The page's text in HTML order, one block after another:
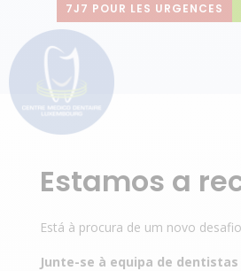
7J7 POUR LES URGENCES
Estamos a
Está à procura de um novo
Junte-se à equipa de